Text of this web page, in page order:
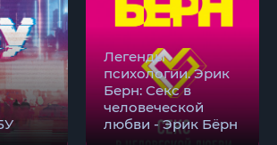
Легенды
психологии. Эрик
Берн: Секс в
человеческой
любви - Эрик Бёрн